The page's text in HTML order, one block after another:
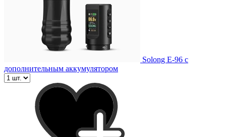
Solong E-96 с
дополнительным аккумулятором